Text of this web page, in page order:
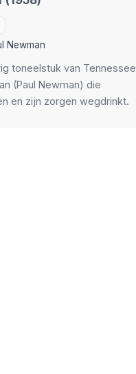
Newman
toneelstuk van Tennessee
(Paul Newman) die
en zijn zorgen wegdrinkt.